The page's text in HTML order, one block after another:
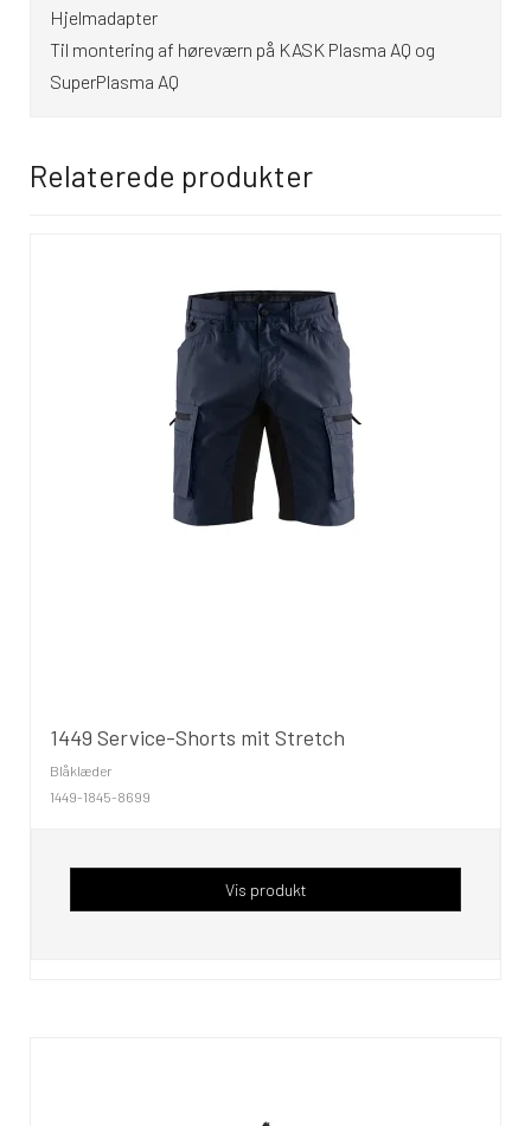
Hjelmadapter
Til montering af høreværn på KASK Plasma AQ og
SuperPlasma AQ
Relaterede produkter
1449 Service-Shorts mit Stretch
Blåklæder
1449-1845-8699
Vis produkt